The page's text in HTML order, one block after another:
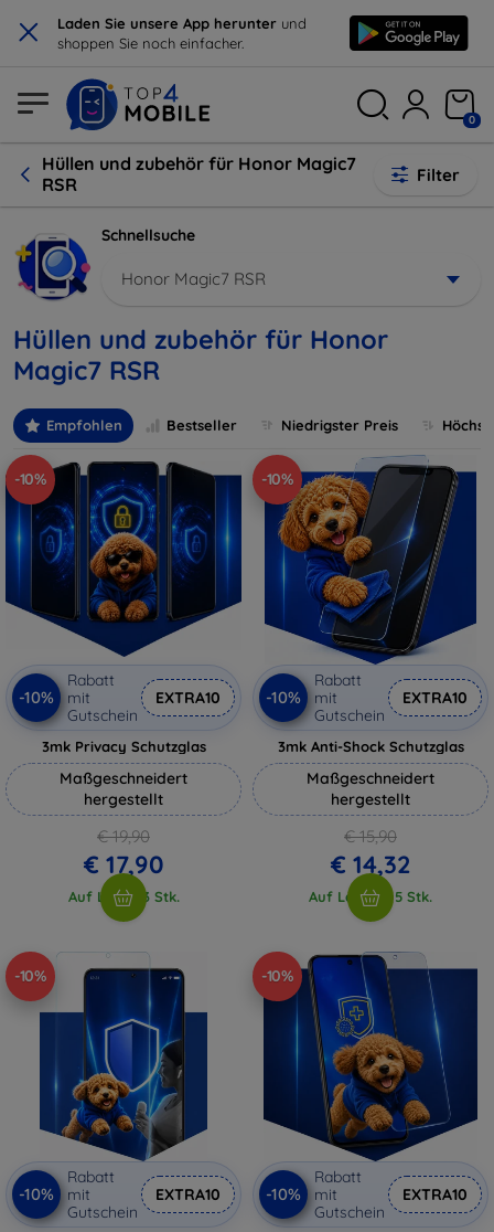
× Laden Sie unsere App herunter und
shoppen Sie noch einfacher.
0
Hüllen und zubehör für Honor Magic7
RSR
Filter
Schnellsuche
Honor Magic7 RSR
Hüllen und zubehör für Honor
Magic7 RSR
Empfohlen Bestseller Niedrigster Preis
-10%
-10%
Rabatt
mit
Gutschein
EXTRA10
3mk Privacy Schutzglas
Maßgeschneidert
hergestellt
€ 19,90
€ 17,90
Auf Lager 3 Stk.
-10%
-10%
Rabatt
mit
Gutschein
EXTRA10
3mk Anti-Shock Schutzglas
Maßgeschneidert
hergestellt
€ 15,90
€ 14,32
Auf Lager > 5 Stk.
-10%
-10%
Rabatt
mit
Gutschein
EXTRA10
-10%
-10%
Rabatt
mit
Gutschein
EXTRA10